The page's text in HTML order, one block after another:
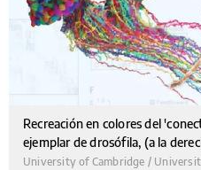
Recreación en colores del
ejemplar de drosófila, (a la
University of Cambridge /